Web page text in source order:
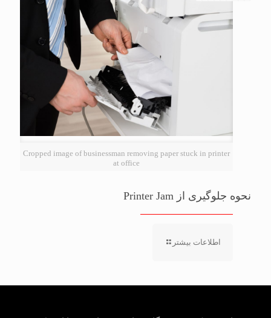
Cropped image of businessman removing paper stuck in printer
at office
نحوه جلوگیری از Printer Jam
اطلاعات بیشتر